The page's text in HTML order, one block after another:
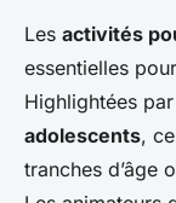
Les activités
essentielles
Highlightées
adolescents,
tranches d’âge